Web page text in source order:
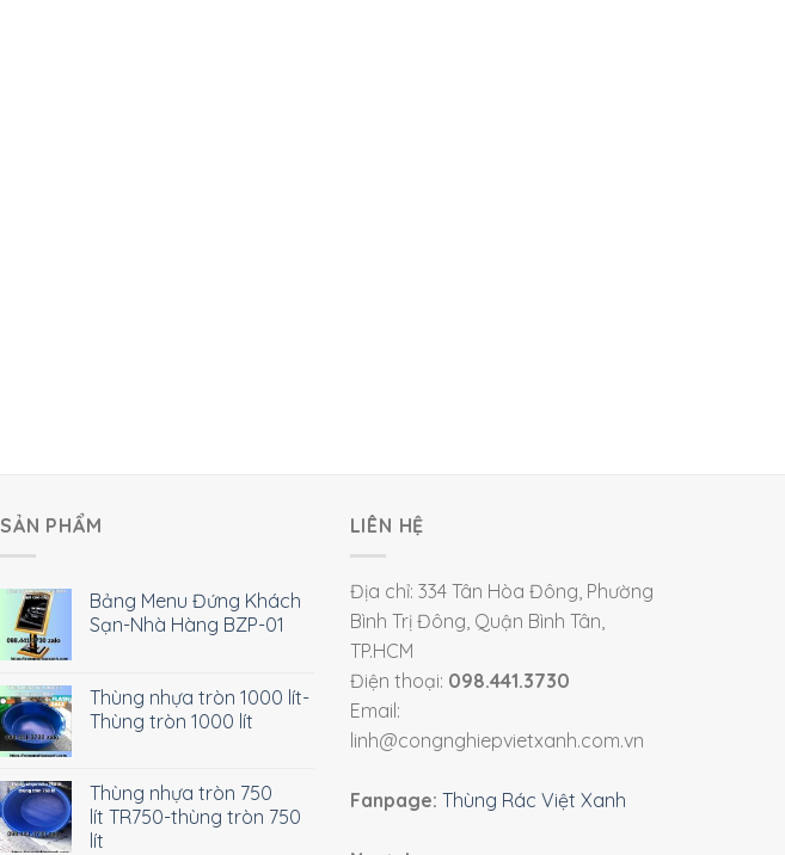
SẢN PHẨM
Bảng Menu Đứng Khách
Sạn-Nhà Hàng BZP-01
Thùng nhựa tròn 1000 lít-
Thùng tròn 1000 lít
Thùng nhựa tròn 750
lít TR750-thùng tròn 750
lít
LIÊN HỆ
Địa chỉ: 334 Tân Hòa Đông, Phường
Bình Trị Đông, Quận Bình Tân,
TP.HCM
Điện thoại: 098.441.3730
Email:
linh@congnghiepvietxanh.com.vn
Fanpage: Thùng Rác Việt Xanh